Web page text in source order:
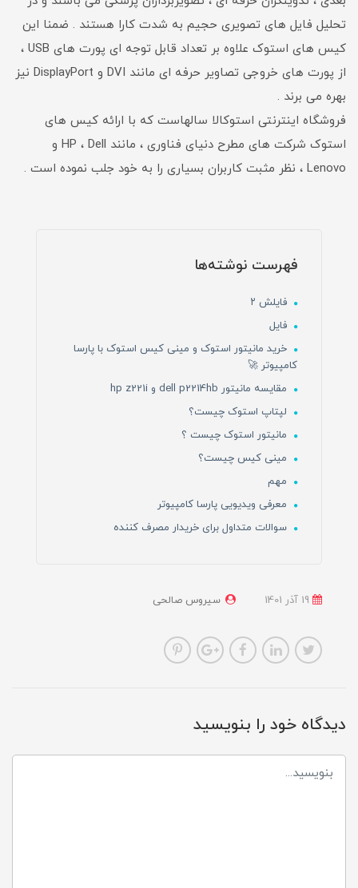
تحلیل فایل های تصویری حجیم به شدت کارا هستند . ضمنا این
کیس های استوک علاوه بر تعداد قابل توجه ای پورت های USB ،
از پورت های خروجی تصاویر حرفه ای مانند DVI و DisplayPort نیز
بهره می برند .
فروشگاه اینترنتی استوکالا سالهاست که با ارائه کیس های
استوک شرکت های مطرح دنیای فناوری ، مانند HP ، Dell و
Lenovo ، نظر مثبت کاربران بسیاری را به خود جلب نموده است .
فهرست نوشته‌ها
فایلش ۲
فایل
خرید مانیتور استوک و مینی کیس استوک با پارسا
کامپیوتر 🚀
مقایسه مانیتور dell p2214hb و hp z221i
لپتاپ استوک چیست؟
مانیتور استوک چیست ؟
مینی کیس چیست؟
مهم
معرفی ویدیویی پارسا کامپیوتر
سوالات متداول برای خریدار مصرف کننده
سیروس صالحی
دیدگاه خود را بنویسید